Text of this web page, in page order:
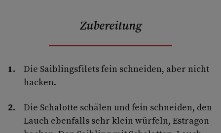
Zubereitung
Die Saiblingsfilets fein schneiden, aber nicht
hacken.
Die Schalotte schälen und fein schneiden, den
Lauch ebenfalls sehr klein würfeln, Estragon